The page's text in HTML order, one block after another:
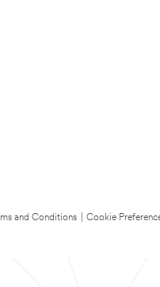
and Conditions
Cookie